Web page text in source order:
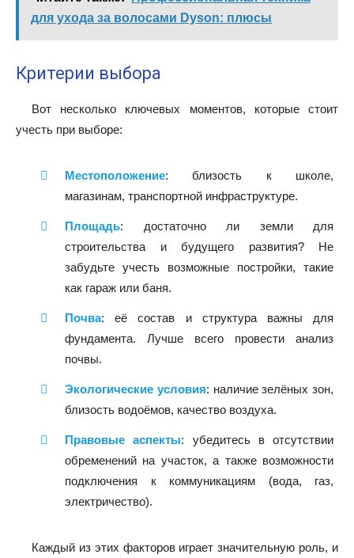
для ухода за волосами Dyson: плюсы
Критерии выбора
Вот несколько ключевых моментов, которые стоит
учесть при выборе:
Местоположение: близость к школе,
магазинам, транспортной инфраструктуре.
Площадь: достаточно ли земли для
строительства и будущего развития? Не
забудьте учесть возможные постройки, такие
как гараж или баня.
Почва: её состав и структура важны для
фундамента. Лучше всего провести анализ
почвы.
Экологические условия: наличие зелёных зон,
близость водоёмов, качество воздуха.
Правовые аспекты: убедитесь в отсутствии
обременений на участок, а также возможности
подключения к коммуникациям (вода, газ,
электричество).
Каждый из этих факторов играет значительную роль, и